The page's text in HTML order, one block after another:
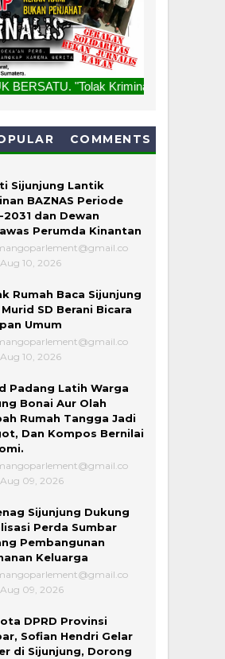
"Tolak Kriminalisasi Jurnalis, Rekan
COMMENTS
Sijunjung Lantik
BAZNAS Periode
dan Dewan
Perumda Kinantan
Aug 10, 2026
Rumah Baca Sijunjung
SD Berani Bicara
Umum
Aug 10, 2026
Padang Latih Warga
Bonai Aur Olah
Rumah Tangga Jadi
Dan Kompos Bernilai
Aug 09, 2026
Sijunjung Dukung
Perda Sumbar
Pembangunan
Keluarga
Aug 09, 2026
DPRD Provinsi
Sofian Hendri Gelar
di Sijunjung, Dorong